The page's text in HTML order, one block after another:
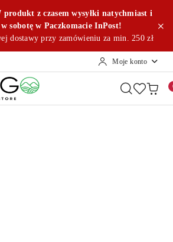
głównej
konto
głównego
produktu
produkt z czasem wysyłki natychmiast i
sobotę w Paczkomacie InPost!
dostawy przy zamówieniu za min. 250 zł
Moje konto